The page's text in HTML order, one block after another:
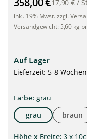
358,00 €17,90 € /
inkl. 19% Mwst. zzgl.
Versandgewicht: 5,60 kg
Auf Lager
Lieferzeit: 5-8 Wochen
Farbeauswählen
: grau
grau
braun
Höhe x Breite: 3 x